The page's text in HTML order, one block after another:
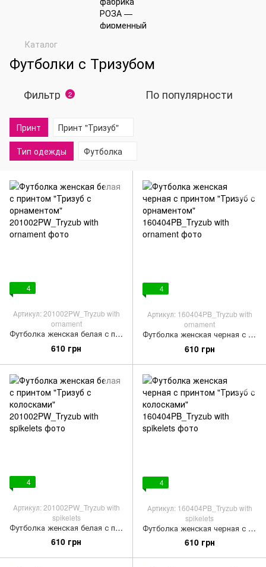
Каталог
Футболки с Тризубом
Фильтр 2 По популярности
Принт
Принт "Тризуб"
Тип одежды
Футболка
4
Артикул: 201002PW_Tryzub with
ornament
Футболка женская белая с принтом "Тризуб с орнаментом"
610 грн
4
Артикул: 160404PB_Tryzub with
ornament
Футболка женская черная с принтом "Тризуб с орнаментом"
610 грн
4
Артикул: 201002PW_Tryzub with
spikelets
Футболка женская белая с принтом "Тризуб с колосками"
610 грн
4
Артикул: 160404PB_Tryzub with
spikelets
Футболка женская черная с принтом "Тризуб с колосками"
610 грн